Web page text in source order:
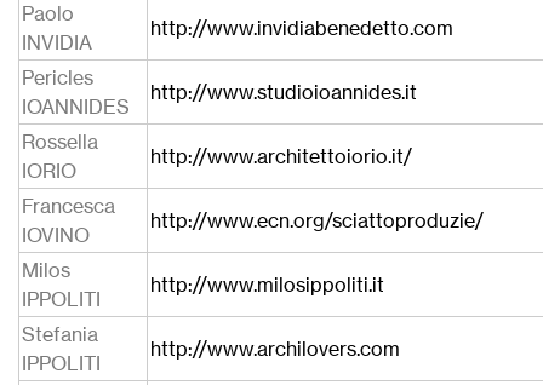
Paolo
INVIDIA
http://www.invidiabenedetto.com
Pericles
IOANNIDES
http://www.studioioannides.it
Rossella
IORIO
http://www.architettoiorio.it/
Francesca
IOVINO
http://www.ecn.org/sciattoproduzie/
Milos
IPPOLITI
http://www.milosippoliti.it
Stefania
IPPOLITI
http://www.archilovers.com